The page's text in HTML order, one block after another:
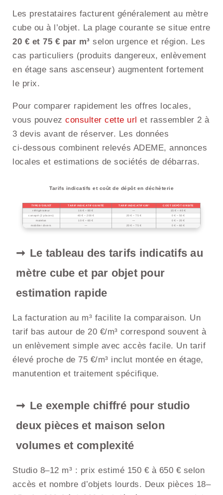
Les prestataires facturent généralement au mètre
cube ou à l’objet. La plage courante se situe entre
20 € et 75 € par m³ selon urgence et région. Les
cas particuliers (produits dangereux, enlèvement
en étage sans ascenseur) augmentent fortement
le prix.
Pour comparer rapidement les offres locales,
vous pouvez consulter cette url et rassembler 2 à
3 devis avant de réserver. Les données
ci‑dessous combinent relevés ADEME, annonces
locales et estimations de sociétés de débarras.
Tarifs indicatifs et coût de dépôt en déchèterie
TYPE D’OBJET TARIF INDICATIF €/UNITÉ TARIF INDICATIF €/M³
COÛT DÉPÔT €/VISITE
réfrigérateur
16 € – 80 € —
15 € – 40 €
canapé (2 places)
40 € – 200 € 20 € – 75 €
0 € – 50 €
matelas
10 € – 60 € —
0 € – 20 €
mobilier divers
— 20 € – 75 € 0 € – 60 €
Le tableau des tarifs indicatifs au
mètre cube et par objet pour
estimation rapide
La facturation au m³ facilite la comparaison. Un
tarif bas autour de 20 €/m³ correspond souvent à
un enlèvement simple avec accès facile. Un tarif
élevé proche de 75 €/m³ inclut montée en étage,
manutention et traitement spécifique.
Le exemple chiffré pour studio
deux pièces et maison selon
volumes et complexité
Studio 8–12 m³ : prix estimé 150 € à 650 € selon
accès et nombre d’objets lourds. Deux pièces 18–